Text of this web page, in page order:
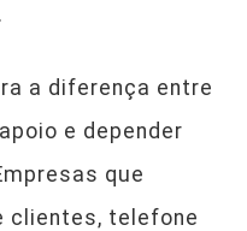
a diferença entre
e depender
que
clientes, telefone